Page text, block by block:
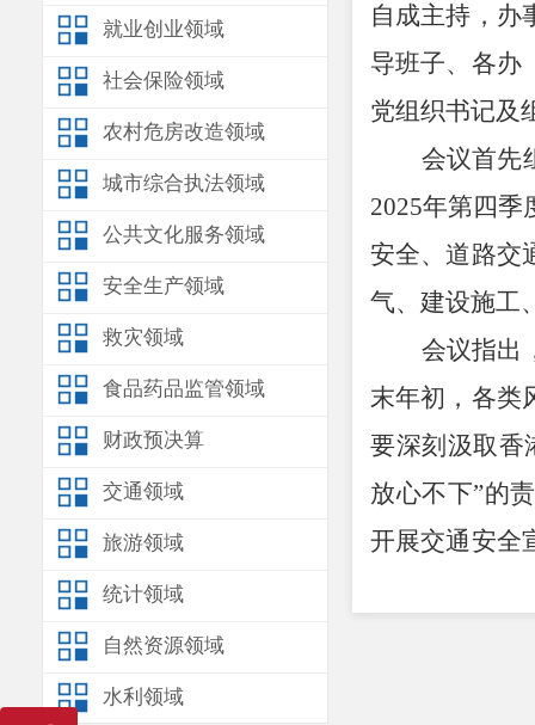
就业创业领域
社会保险领域
农村危房改造领域
城市综合执法领域
公共文化服务领域
安全生产领域
救灾领域
食品药品监管领域
财政预决算
交通领域
旅游领域
统计领域
自然资源领域
水利领域
自成主持，办
导班子、各办
党组织书记及
会议首先
2025年第四季
安全、道路交
气、建设施工
会议指出
末年初，各类
要深刻汲取香
放心不下”的
开展交通安全